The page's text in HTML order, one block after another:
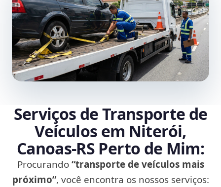
Serviços de Transporte de
Veículos em Niterói,
Canoas‑RS Perto de Mim:
Procurando“transporte de veículos mais
próximo”, você encontra os nossos serviços: